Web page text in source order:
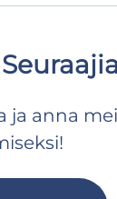
ja anna